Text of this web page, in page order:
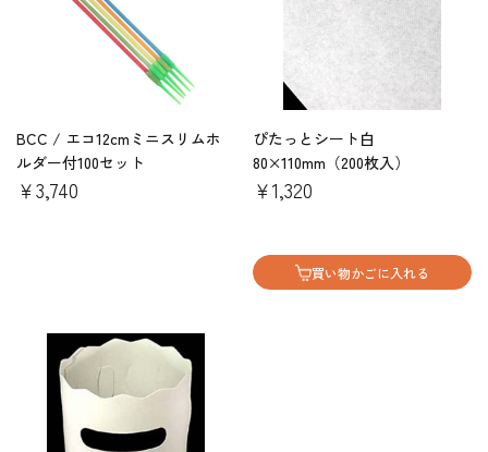
BCC / エコ12cmミニスリムホ
ルダー付100セット
￥3,740
ぴたっとシート白
80×110mm（200枚入）
￥1,320
買い物かごに入れる